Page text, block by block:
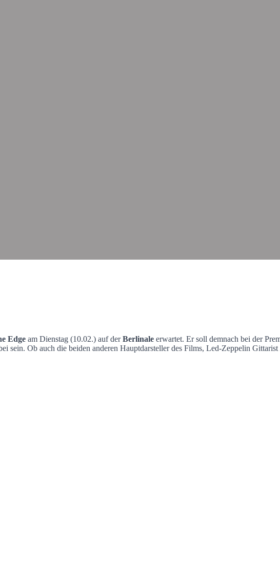
Edge am Dienstag (10.02.) auf derBerlinale erwartet. Er soll demnach bei der
sein. Ob auch die beiden anderen Hauptdarsteller des Films, Led-Zeppelin Gittarist